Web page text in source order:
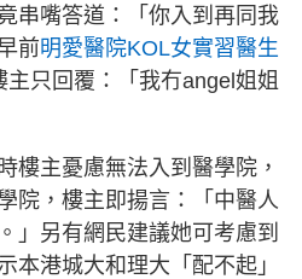
串嘴答道：「你入到再同我
前明愛醫院KOL女實習醫生
主只回覆：「我冇angel姐姐
樓主憂慮無法入到醫學院，
院，樓主即揚言：「中醫人
」另有網民建議她可考慮到
本港城大和理大「配不起」